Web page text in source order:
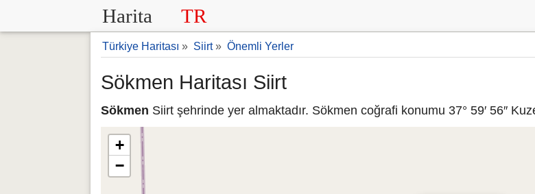
Harita TR
Türkiye Haritası » Siirt» Önemli Yerler
Sökmen Haritası Siirt
Sökmen Siirt şehrinde yer almaktadır. Sökmen coğrafi konumu 37° 59′ 56″
+
−